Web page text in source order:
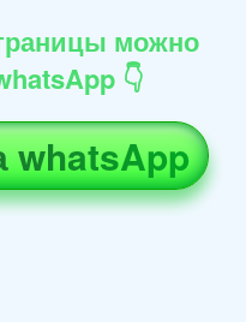
можно
👇
whatsApp